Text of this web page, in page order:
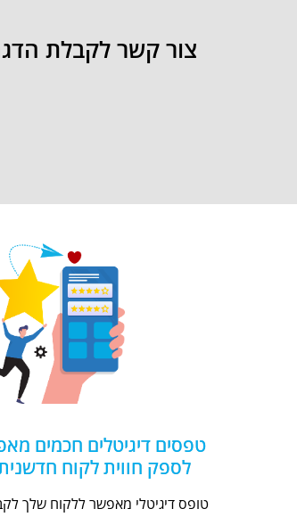
צור קשר לקבלת
טפסים דיגיטלים חכמים
לספק חווית לקוח
טופס דיגיטלי מאפשר ללקוח שלך